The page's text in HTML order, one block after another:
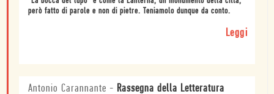
però fatto di parole e non di pietre. Teniamolo dunque da conto.
Leggi
Antonio Carannante - Rassegna della Letteratura